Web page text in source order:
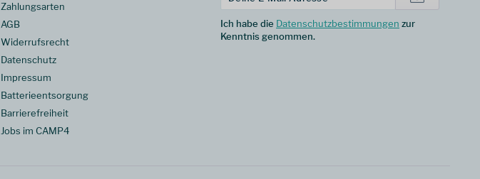
Zahlungsarten
AGB
Widerrufsrecht
Datenschutz
Impressum
Batterieentsorgung
Barrierefreiheit
Jobs im CAMP4
Ich habe die Datenschutzbestimmungen zur
Kenntnis genommen.